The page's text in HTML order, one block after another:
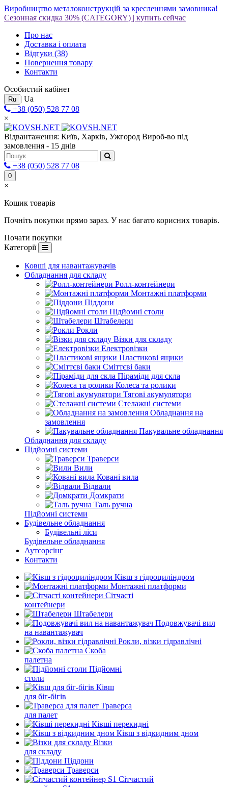
Виробництво металоконструкцій за кресленнями замовника!
Сезонная скидка 30% (CATEGORY) | купить сейчас
Про нас
Доставка і оплата
Відгуки (38)
Повернення товару
Контакти
Особистий кабінет
Ru | Ua
+38 (050) 528 77 08
×
Відвантаження: Київ, Харків, Ужгород Вироб-во під
замовлення - 15 днів
+38 (050) 528 77 08
0
×
Кошик товарів
Почніть покупки прямо зараз. У нас багато корисних товарів.
Почати покупки
Категорії
Ковші для навантажувачів
Обладнання для складу
Ролл-контейнери
Монтажні платформи
Піддони
Підйомні столи
Штабелери
Рокли
Візки для складу
Електровізки
Пластикові ящики
Сміттєві баки
Піраміди для скла
Колеса та ролики
Тягові акумулятори
Стелажні системи
Обладнання на
замовлення
Пакувальне обладнання
Обладнання для складу
Підйомні системи
Траверси
Вили
Ковані вила
Відвали
Домкрати
Таль ручна
Підйомні системи
Будівельне обладнання
Будівельні ліси
Будівельне обладнання
Аутсорсінг
Контакти
Ківш з гідроциліндром
Монтажні платформи
Сітчасті
контейнери
Штабелери
Подовжувачі вил
на навантажувач
Рокли, візки гідравлічні
Скоба
палетна
Підйомні
столи
Ківш
для біг-бігів
Траверса
для палет
Ківші перекидні
Ківш з відкидним дном
Візки
для складу
Піддони
Траверси
Сітчастий